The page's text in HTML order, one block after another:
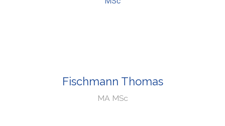
Fischmann Thomas
MA MSc